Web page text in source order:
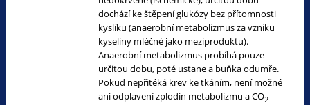
dochází ke štěpení glukózy bez přítomnosti
kyslíku (anaerobní metabolizmus za vzniku
kyseliny mléčné jako meziproduktu).
Anaerobní metabolizmus probíhá pouze
určitou dobu, poté ustane a buňka odumře.
Pokud nepřitéká krev ke tkáním, není možné
ani odplavení zplodin metabolizmu a CO2